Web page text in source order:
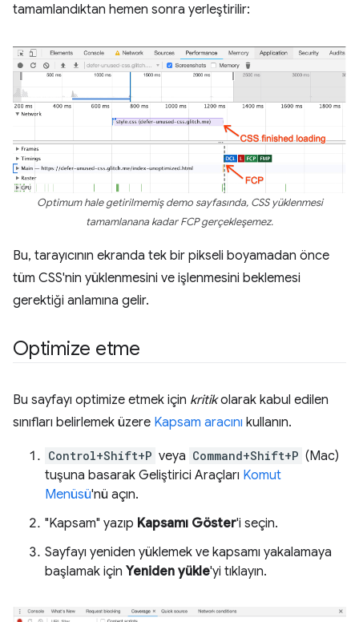
tamamlandıktan hemen sonra yerleştirilir:
Optimum hale getirilmemiş demo sayfasında, CSS yüklenmesi
tamamlanana kadar FCP gerçekleşemez.
Bu, tarayıcının ekranda tek bir pikseli boyamadan önce
tüm CSS'nin yüklenmesini ve işlenmesini beklemesi
gerektiği anlamına gelir.
Optimize etme
Bu sayfayı optimize etmek için kritikolarak kabul edilen
sınıfları belirlemek üzere Kapsam aracını kullanın.
Control+Shift+P veya Command+Shift+P (Mac)
tuşuna basarak Geliştirici Araçları Komut
Menüsü'nü açın.
"Kapsam" yazıp Kapsamı Göster'i seçin.
Sayfayı yeniden yüklemek ve kapsamı yakalamaya
başlamak için Yeniden yükle'yi tıklayın.